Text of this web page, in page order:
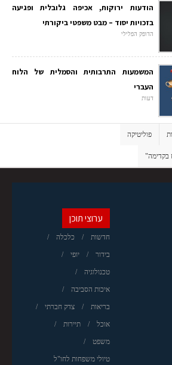
הודעות ירוקות, אכיפה גלובלית ופגיעה
בזכויות יסוד – מבט משפטי ביקורתי
הדופק הפלילי
המשמעות התרבותית והסמלית של הלוח
העברי
דעות
פוליטיקה
בקדימה"
ערוצי תוכן
חדשות כלכלה
בידור יופי
טכנולוגיה
איכות הסביבה
בריאות צדק חברתי
אוכל תיירות
משפט
טיולי משפחות לחו"ל